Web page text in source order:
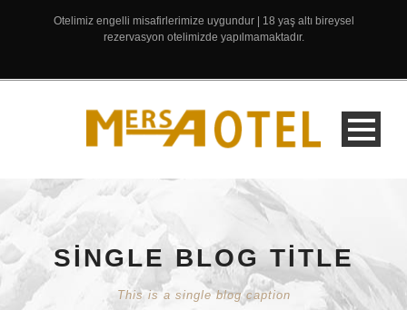
Otelimiz engelli misafirlerimize uygundur | 18 yaş altı bireysel
rezervasyon otelimizde yapılmamaktadır.
SINGLE BLOG TITLE
This is a single blog caption